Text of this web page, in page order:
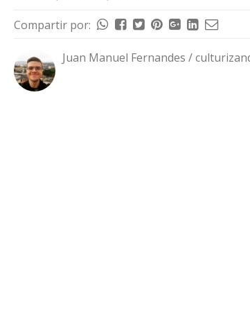
Compartir por:
Juan Manuel Fernandes /